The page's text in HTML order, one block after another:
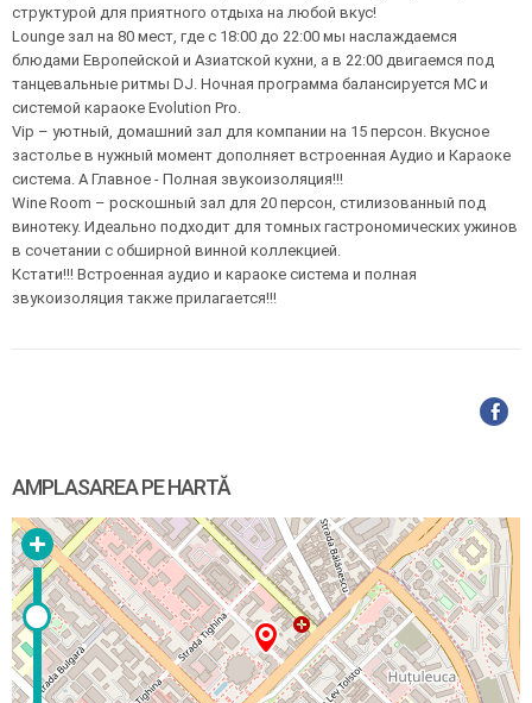
структурой для приятного отдыха на любой вкус!
Lounge зал на 80 мест, где с 18:00 до 22:00 мы наслаждаемся
блюдами Европейской и Азиатской кухни, а в 22:00 двигаемся под
танцевальные ритмы DJ. Ночная программа балансируется MC и
системой караоке Evolution Pro.
Vip – уютный, домашний зал для компании на 15 персон. Вкусное
застолье в нужный момент дополняет встроенная Аудио и Караоке
система. А Главное - Полная звукоизоляция!!!
Wine Room – роскошный зал для 20 персон, стилизованный под
винотеку. Идеально подходит для томных гастрономических ужинов
в сочетании с обширной винной коллекцией.
Кстати!!! Встроенная аудио и караоке система и полная
звукоизоляция также прилагается!!!
AMPLASAREA PE HARTĂ